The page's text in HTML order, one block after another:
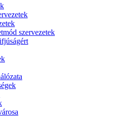
szervezetek